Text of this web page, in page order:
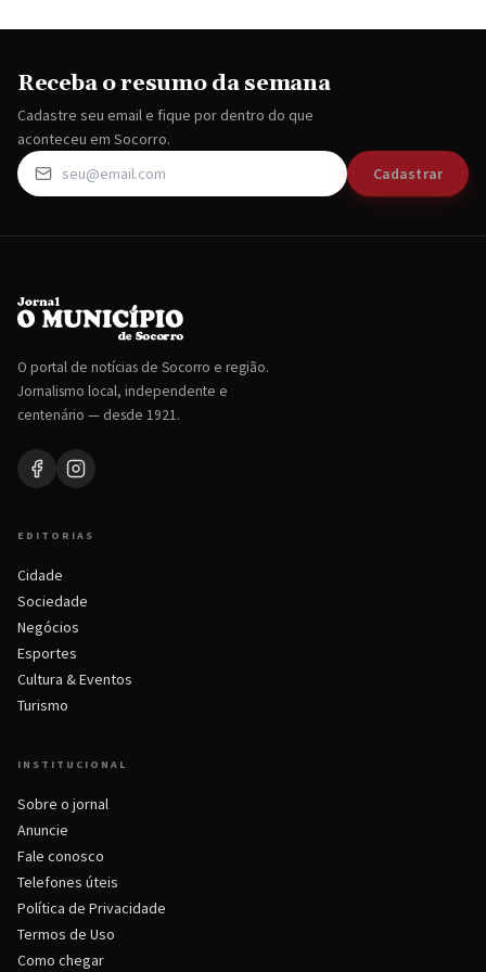
Receba o resumo da semana
Cadastre seu email e fique por dentro do que
aconteceu em Socorro.
Cadastrar
O portal de notícias de Socorro e região.
Jornalismo local, independente e
centenário — desde 1921.
EDITORIAS
Cidade
Sociedade
Negócios
Esportes
Cultura & Eventos
Turismo
INSTITUCIONAL
Sobre o jornal
Anuncie
Fale conosco
Telefones úteis
Política de Privacidade
Termos de Uso
Como chegar